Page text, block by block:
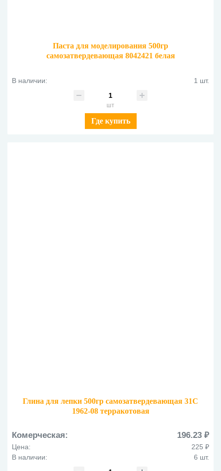
Паста для моделирования 500гр
самозатвердевающая 8042421 белая
В наличии: 1 шт.
шт
Где купить
Глина для лепки 500гр самозатвердевающая 31С
1962-08 терракотовая
Комерческая: 196.23 ₽
Цена:
225 ₽
В наличии:
6 шт.